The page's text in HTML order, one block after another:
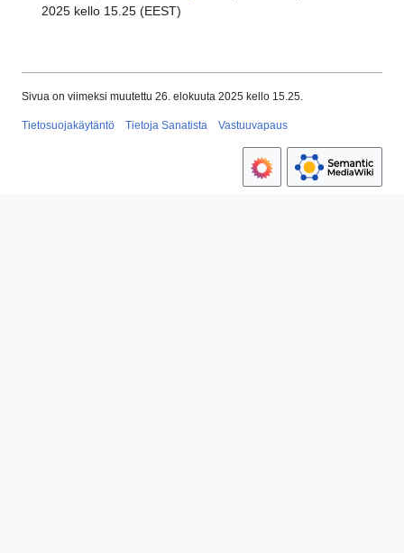
2025 kello 15.25 (EEST)
Sivua on viimeksi muutettu 26. elokuuta 2025 kello 15.25.
Tietosuojakäytäntö Tietoja Sanatista Vastuuvapaus